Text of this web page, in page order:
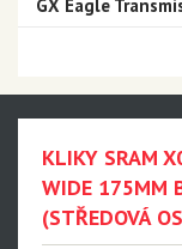
GX Eagle
Eagle 90
Eagle 70
Eagle S500 -
Eagle S200 -
KLIKY SRAM
WIDE 175MM
(STŘEDOVÁ OS